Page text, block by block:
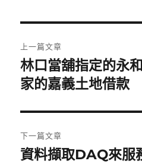
章
導
覽
上一篇文章
上
一
文
章:
林口當舖指定的永
家的嘉義土地借款
下一篇文章
下
資料擷取DAQ來服